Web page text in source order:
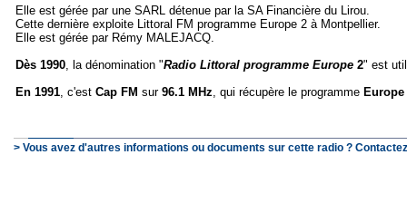
Elle est gérée par une SARL détenue par la SA Financière du Lirou.
Cette dernière exploite Littoral FM programme Europe 2 à Montpellier.
Elle est gérée par Rémy MALEJACQ.
Dès 1990, la dénomination "Radio Littoral programme Europe 2" est
En 1991, c'est Cap FM sur 96.1 MHz, qui récupère le programme Europe
> Vous avez d'autres informations ou documents sur cette radio ?